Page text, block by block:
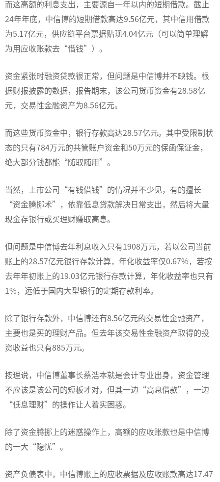
而这高额的利息支出，主要源自一年以内的短期借款。截止
24年年底，中信博的短期借款高达9.56亿元，其中信用借款
为5.17亿元，供应链平台票据贴现4.04亿元（可以简单理解
为用应收账款去“借钱”）。
资金紧张时融资贷款很正常，但问题是中信博并不缺钱。根
据财报披露的数据，报告期末，该公司货币资金有28.58亿
元，交易性金融资产为8.56亿元。
而这些货币资金中，银行存款高达28.57亿元。其中受限制状
态的只有784万元的共管账户资金和50万元的保函保证金，
绝大部分钱都能“随取随用”。
当然，上市公司“有钱借钱”的情况并不少见， 有的擅长
“资金腾挪术”，依靠低息贷款解决日常支出，然后将大量
现金存银行或买理财赚取高息。
但问题是中信博去年利息收入只有1908万元，若以公司当前
账上的28.57亿元银行存款计算，年化收益率仅0.67%，若按
去年年初账上的19.03亿元银行存款计算，年化收益率也只有
1%，远低于国内大型银行的定期存款利率。
除了银行存款外，中信博还有8.56亿元的交易性金融资产，
主要也是买的理财产品。但去年该交易性金融资产取得的投
资收益也只有885万元。
按理说，中信博董事长蔡浩本就是会计专业出身，资金管理
不应该是该公司的短板才对，但其一边“高息借款”，一边
“低息理财”的操作让人着实困惑。
除了资金腾挪上的迷惑操作上，高额的应收账款也是中信博
的一大“隐忧”。
资产负债表中，中信博账上的应收票据及应收账款高达17.47